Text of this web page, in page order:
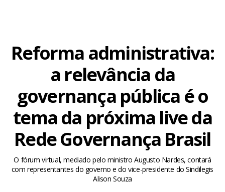
Reforma administrativa:
a relevância da
governança pública é o
tema da próxima live da
Rede Governança Brasil
O fórum virtual, mediado pelo ministro Augusto Nardes, contará
com representantes do governo e do vice-presidente do Sindilegis
Alison Souza